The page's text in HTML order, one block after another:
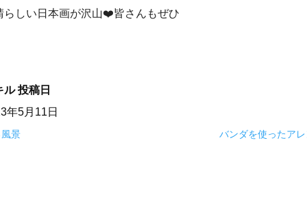
らしい日本画が沢山❤️皆さんもぜひ
ル 投稿日
年5月11日
景 バンダを使ったア